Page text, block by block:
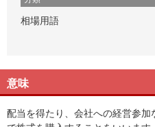
相場用語
意味
配当を得たり、会社への経営参加